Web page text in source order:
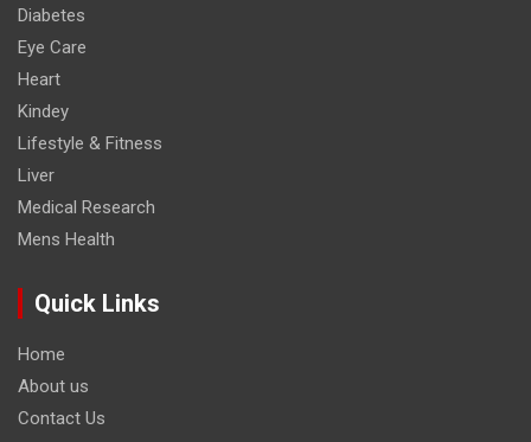
Diabetes
Eye Care
Heart
Kindey
Lifestyle & Fitness
Liver
Medical Research
Mens Health
Quick Links
Home
About us
Contact Us